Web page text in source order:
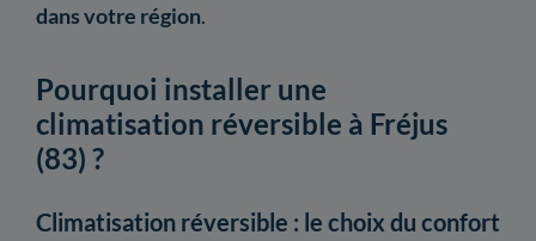
dans votre région.
Pourquoi installer une
climatisation réversible à Fréjus
(83) ?
Climatisation réversible : le choix du confort